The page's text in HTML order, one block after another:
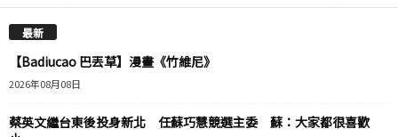
最新
【Badiucao 巴丟草】漫畫《竹維尼》
2026年08月08日
蔡英文繼台東後投身新北 任蘇巧慧競選主委 蘇：大家都很喜歡